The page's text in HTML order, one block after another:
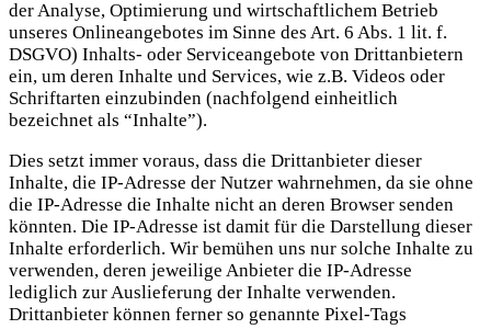
der Analyse, Optimierung und wirtschaftlichem Betrieb
unseres Onlineangebotes im Sinne des Art. 6 Abs. 1 lit. f.
DSGVO) Inhalts- oder Serviceangebote von Drittanbietern
ein, um deren Inhalte und Services, wie z.B. Videos oder
Schriftarten einzubinden (nachfolgend einheitlich
bezeichnet als “Inhalte”).
Dies setzt immer voraus, dass die Drittanbieter dieser
Inhalte, die IP-Adresse der Nutzer wahrnehmen, da sie ohne
die IP-Adresse die Inhalte nicht an deren Browser senden
könnten. Die IP-Adresse ist damit für die Darstellung dieser
Inhalte erforderlich. Wir bemühen uns nur solche Inhalte zu
verwenden, deren jeweilige Anbieter die IP-Adresse
lediglich zur Auslieferung der Inhalte verwenden.
Drittanbieter können ferner so genannte Pixel-Tags